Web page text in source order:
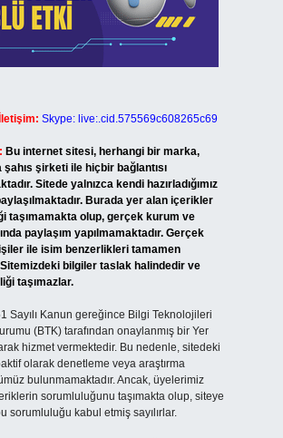
Skype: live:.cid.575569c608265c69
Bu internet sitesi, herhangi bir marka,
şirketi ile hiçbir bağlantısı
Sitede yalnızca kendi hazırladığımız
Burada yer alan içerikler
taşımamakta olup, gerçek kurum ve
paylaşım yapılmamaktadır. Gerçek
ile isim benzerlikleri tamamen
bilgiler taslak halindedir ve
taşımazlar.
Sayılı Kanun gereğince Bilgi Teknolojileri
(BTK) tarafından onaylanmış bir Yer
hizmet vermektedir. Bu nedenle, sitedeki
olarak denetleme veya araştırma
bulunmamaktadır. Ancak, üyelerimiz
sorumluluğunu taşımakta olup, siteye
sorumluluğu kabul etmiş sayılırlar.